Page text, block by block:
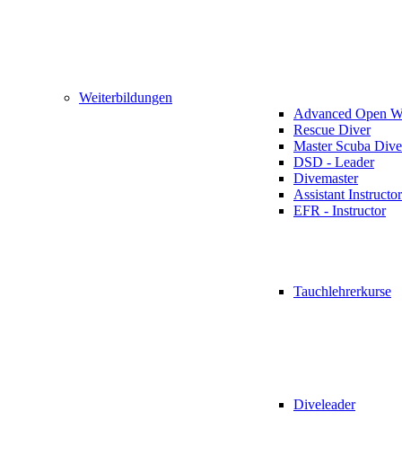
Weiterbildungen
Advanced Open
Rescue Diver
Master Scuba
DSD - Leader
Divemaster
Assistant Instructor
EFR - Instructor
Tauchlehrerkurse
Diveleader